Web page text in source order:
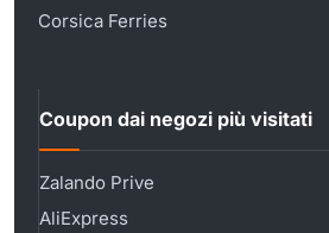
Corsica Ferries
Coupon dai negozi più visitati
Zalando Prive
AliExpress